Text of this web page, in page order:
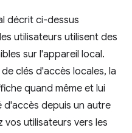
décrit ci-dessus
utilisateurs utilisent des
sur l'appareil local.
clés d'accès locales, la
quand même et lui
depuis un autre
vos utilisateurs vers les